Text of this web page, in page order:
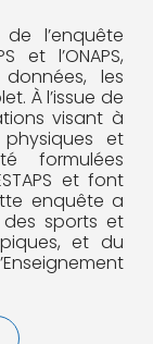
l’enquête
et l’ONAPS,
les
À l’issue de
visant à
et
formulées
et font
enquête a
sports et
et du